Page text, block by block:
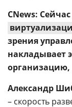
CNews:
зрения
накладывает
организацию,
Александр
– скорость